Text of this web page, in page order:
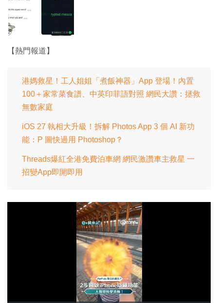
【熱門報道】
港媽救星！工人姐姐「煮飯神器」App 登場！內置
100＋家常菜食譜、中英印菲語對照 網民大讚：拯救
無數家庭
iOS 27 執相大升級！拆解 Photos App 3 個 AI 新功
能：P 圖快過用 Photoshop？
Threads爆紅全港免費泊車網 網民激讚車主救星 一
招變App即開即用